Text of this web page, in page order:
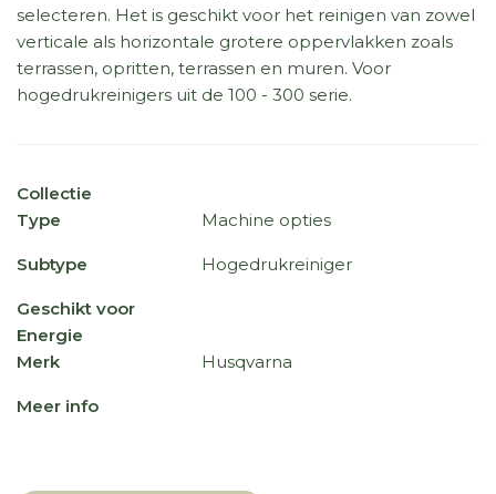
selecteren. Het is geschikt voor het reinigen van zowel
verticale als horizontale grotere oppervlakken zoals
terrassen, opritten, terrassen en muren. Voor
hogedrukreinigers uit de 100 - 300 serie.
Collectie
Type
Machine opties
Subtype Hogedrukreiniger
Geschikt voor
Energie
Merk
Husqvarna
Meer info